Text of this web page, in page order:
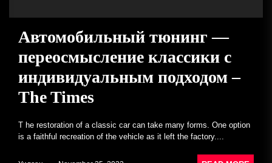
Автомобильный тюнинг —
переосмысление классики с
индивидуальным подходом –
The Times
T he restoration of a classic car can take many forms. One option
is a faithful recreation of the vehicle as it left the factory....